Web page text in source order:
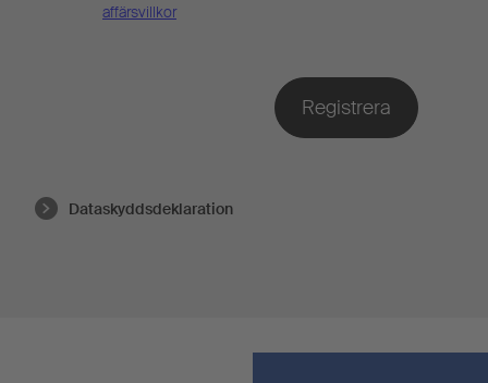
affärsvillkor
Dataskyddsdeklaration